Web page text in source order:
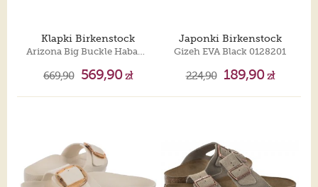
Klapki Birkenstock
669,90 569,90zł
Japonki Birkenstock
Gizeh EVA Black 0128201
224,90 189,90zł